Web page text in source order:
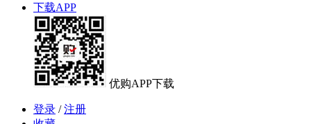
下载APP
优购APP下载
登录 /注册